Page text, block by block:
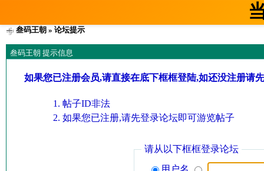
叁码王朝 » 论坛提示
叁码王朝 提示信息
如果您已注册会员,请直接在底下框框登陆,如还没注册请
帖子ID非法
如果您已注册,请先登录论坛即可游览帖子
请从以下框框登录论坛
用户名